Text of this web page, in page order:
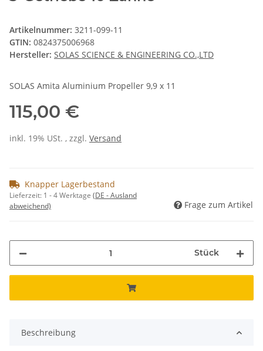
Artikelnummer: 3211-099-11
GTIN: 0824375006968
Hersteller: SOLAS SCIENCE & ENGINEERING CO.,LTD
SOLAS Amita Aluminium Propeller 9,9 x 11
115,00 €
inkl. 19% USt. , zzgl. Versand
Knapper Lagerbestand
Lieferzeit: 1 - 4 Werktage (DE - Ausland
abweichend)
Frage zum Artikel
Stück
Beschreibung